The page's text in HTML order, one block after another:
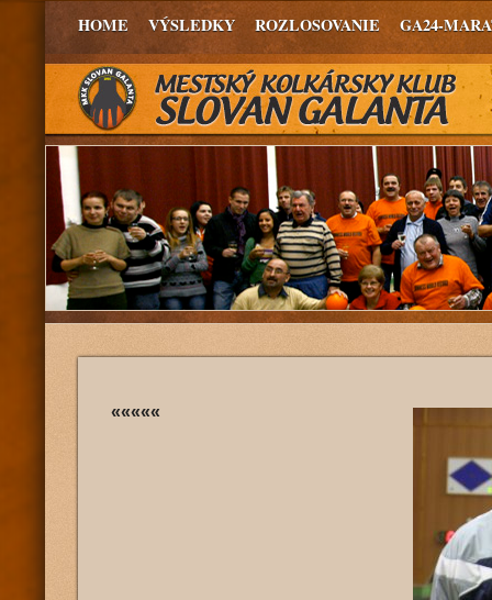
HOME VÝSLEDKY ROZLOSOVANIE GA24-
«««««